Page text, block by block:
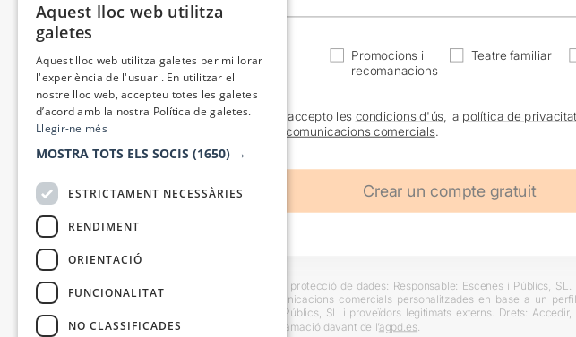
Actualitat
Promocions i
recomanacions
Teatre familiar
He llegit i accepto les condicions d'ús , la política de privacitat
comunicacions comercials.
Informació bàsica sobre protecció de dades: Responsable: Escenes i Públics,
usuaris i trametre comunicacions comercials personalitzades en base a un
Destinataris: Escenes i Públics, SL i proveïdors legitimats externs. Drets:
També es pot instar reclamació davant de l’agpd.es
Aquest lloc web utilitza
galetes
Aquest lloc web utilitza galetes per millorar
l'experiència de l'usuari. En utilitzar el
nostre lloc web, accepteu totes les galetes
d’acord amb la nostra Política de galetes.
Llegir-ne més
MOSTRA TOTS ELS SOCIS (1650) →
ESTRICTAMENT NECESSÀRIES
RENDIMENT
ORIENTACIÓ
FUNCIONALITAT
NO CLASSIFICADES